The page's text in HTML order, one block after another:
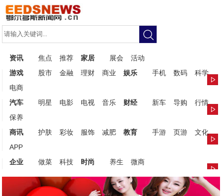
资讯 焦点 推荐 家居 展会
活动
游戏
股市 金融 理财 商业 娱乐 手机 数码
科学
电商
汽车
明星 电影 电视 音乐 财经 新车 导购
行情
保养
商讯
护肤 彩妆 服饰 减肥 教育 手游 页游
文化
APP
企业
做菜 科技 时尚 养生 微商